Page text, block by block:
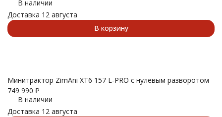
В наличии
Доставка 12 августа
В корзину
Минитрактор ZimAni XT6 157 L-PRO с нулевым разворотом
749 990 ₽
В наличии
Доставка 12 августа